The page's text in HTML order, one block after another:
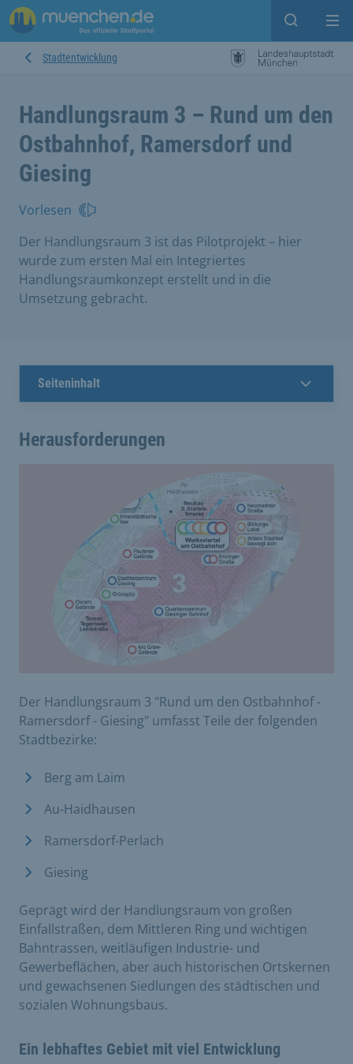
Suche
Stadtentwicklung
Handlungsraum 3 – Rund um den
Ostbahnhof, Ramersdorf und
Giesing
Vorlesen
Der Handlungsraum 3 ist das Pilotprojekt – hier
wurde zum ersten Mal ein Integriertes
Handlungsraumkonzept erstellt und in die
Umsetzung gebracht.
Seiteninhalt
Herausforderungen
Der Handlungsraum 3 "Rund um den Ostbahnhof -
Ramersdorf - Giesing" umfasst Teile der folgenden
Stadtbezirke:
Berg am Laim
Au-Haidhausen
Ramersdorf-Perlach
Giesing
Geprägt wird der Handlungsraum von großen
Einfallstraßen, dem Mittleren Ring und wichtigen
Bahntrassen, weitläufigen Industrie- und
Gewerbeflächen, aber auch historischen Ortskernen
und gewachsenen Siedlungen des städtischen und
sozialen Wohnungsbaus.
Ein lebhaftes Gebiet mit viel Entwicklung